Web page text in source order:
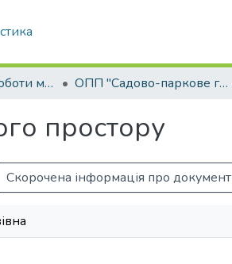
Кваліфікаційні роботи магістрів ОПП "Садово-паркове господарство"
простору
Скорочена інформація про документ